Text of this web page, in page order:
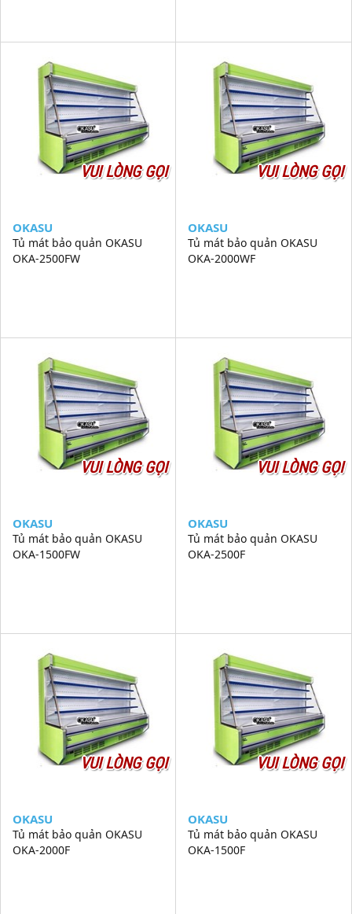
VUI LÒNG GỌI
OKASU
Tủ mát bảo quản OKASU
OKA-2500FW
VUI LÒNG GỌI
OKASU
Tủ mát bảo quản OKASU
OKA-2000WF
VUI LÒNG GỌI
OKASU
Tủ mát bảo quản OKASU
OKA-1500FW
VUI LÒNG GỌI
OKASU
Tủ mát bảo quản OKASU
OKA-2500F
VUI LÒNG GỌI
OKASU
Tủ mát bảo quản OKASU
OKA-2000F
VUI LÒNG GỌI
OKASU
Tủ mát bảo quản OKASU
OKA-1500F